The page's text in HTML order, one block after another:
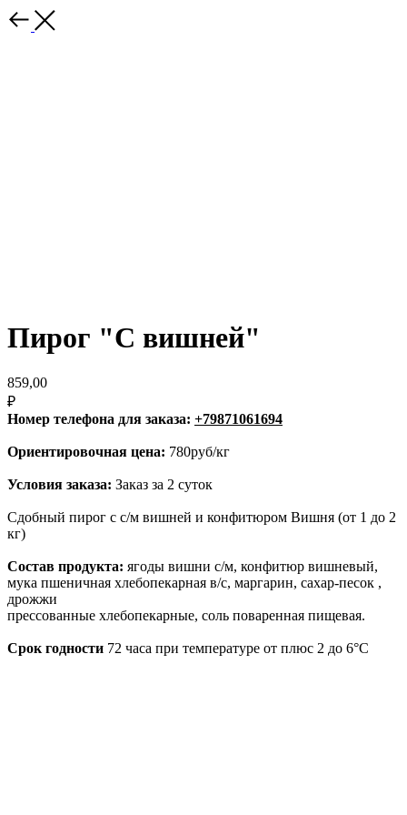
Пирог "С вишней"
859,00
₽
Номер телефона для заказа: +79871061694
Ориентировочная цена: 780руб/кг
Условия заказа: Заказ за 2 суток
Сдобный пирог с с/м вишней и конфитюром Вишня (от 1 до 2
кг)
Состав продукта: ягоды вишни с/м, конфитюр вишневый,
мука пшеничная хлебопекарная в/с, маргарин, сахар-песок ,
дрожжи
прессованные хлебопекарные, соль поваренная пищевая.
Срок годности 72 часа при температуре от плюс 2 до 6°С